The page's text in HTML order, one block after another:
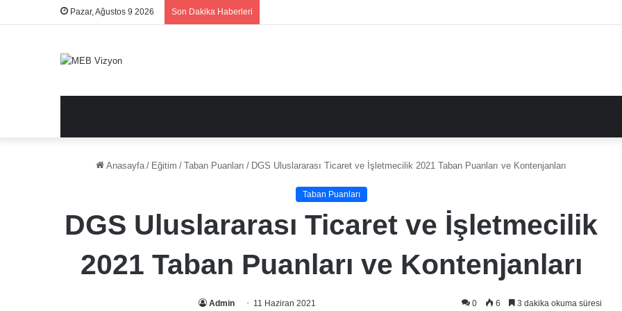
Pazar, Ağustos 9 2026 Son Dakika Haberleri
Anasayfa / Eğitim / Taban Puanları / DGS Uluslararası Ticaret ve İşletmecilik 2021 Taban Puanları ve Kontenjanları
Taban Puanları
DGS Uluslararası Ticaret ve İşletmecilik
2021 Taban Puanları ve Kontenjanları
Admin 11 Haziran 2021 0 6 3 dakika okuma süresi